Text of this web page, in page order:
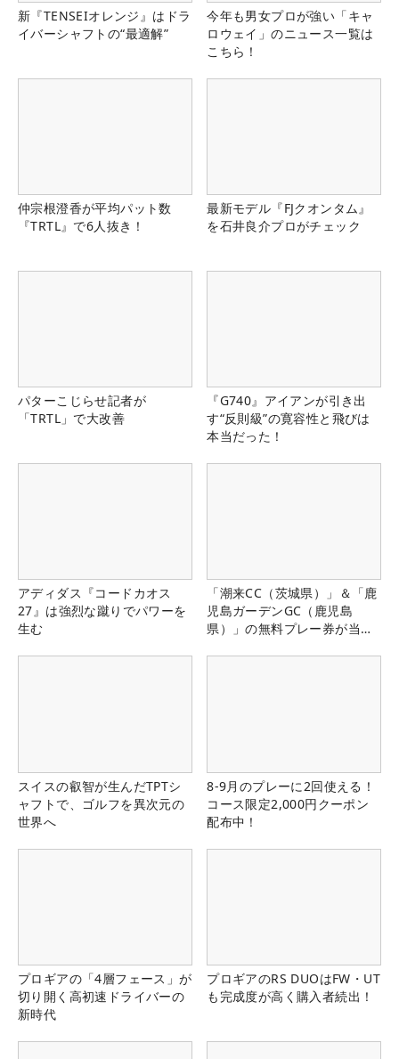
新『TENSEIオレンジ』はドラ
イバーシャフトの“最適解”
今年も男女プロが強い「キャ
ロウェイ」のニュース一覧は
こちら！
仲宗根澄香が平均パット数
『TRTL』で6人抜き！
最新モデル『FJクオンタム』
を石井良介プロがチェック
パターこじらせ記者が
「TRTL」で大改善
『G740』アイアンが引き出
す“反則級”の寛容性と飛びは
本当だった！
アディダス『コードカオス
27』は強烈な蹴りでパワーを
生む
「潮来CC（茨城県）」＆「鹿
児島ガーデンGC（鹿児島
県）」の無料プレー券が当た
スイスの叡智が生んだTPTシ
ャフトで、ゴルフを異次元の
世界へ
8-9月のプレーに2回使える！
コース限定2,000円クーポン
配布中！
プロギアの「4層フェース」が
切り開く高初速ドライバーの
新時代
プロギアのRS DUOはFW・UT
も完成度が高く購入者続出！